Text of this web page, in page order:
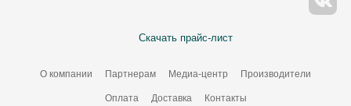
Скачать прайс-лист
О компании Партнерам Медиа-центр Производители
Оплата Доставка Контакты